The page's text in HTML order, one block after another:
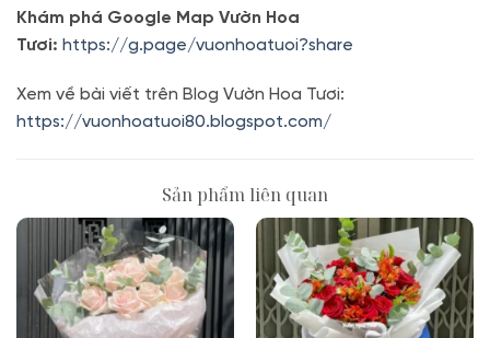
Khám phá Google Map Vườn Hoa
Tươi: https://g.page/vuonhoatuoi?share
Xem về bài viết trên Blog Vườn Hoa Tươi:
https://vuonhoatuoi80.blogspot.com/
Sản phẩm liên quan